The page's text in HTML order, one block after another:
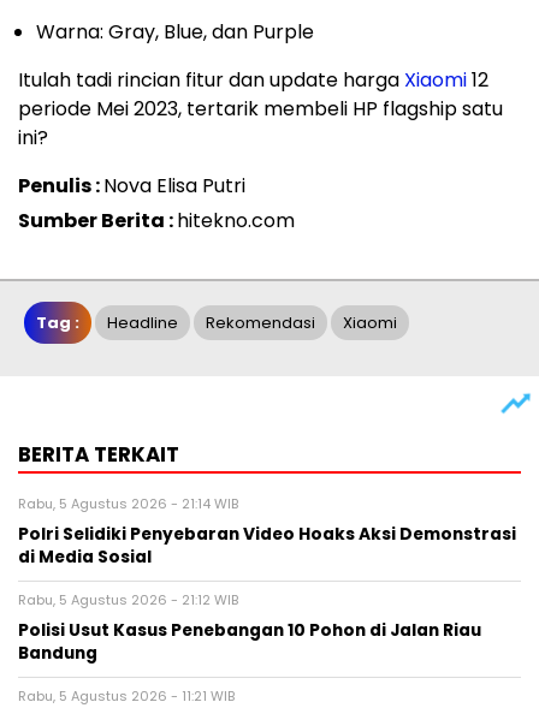
Warna: Gray, Blue, dan Purple
Itulah tadi rincian fitur dan update harga Xiaomi12
periode Mei 2023, tertarik membeli HP flagship satu
ini?
Penulis :Nova Elisa Putri
Sumber Berita :hitekno.com
Tag : Headline Rekomendasi Xiaomi
BERITA TERKAIT
Rabu, 5 Agustus 2026 - 21:14 WIB
Polri Selidiki Penyebaran Video Hoaks Aksi Demonstrasi
di Media Sosial
Rabu, 5 Agustus 2026 - 21:12 WIB
Polisi Usut Kasus Penebangan 10 Pohon di Jalan Riau
Bandung
Rabu, 5 Agustus 2026 - 11:21 WIB